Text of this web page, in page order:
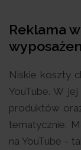
Reklama
Niskie koszty
YouTube. W
produktów
tematycznie.
na YouTube -